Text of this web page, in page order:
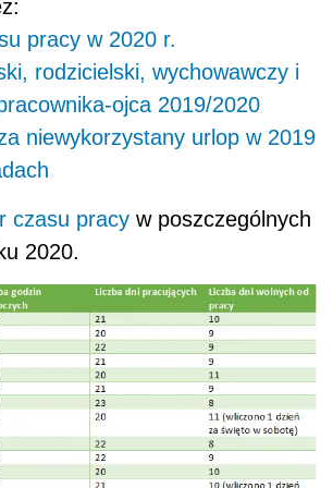
pracy w 2020 r.
rodzicielski, wychowawczy i
ojca 2019/2020
niewykorzystany urlop w 2019
czasu pracy w poszczególnych
2020.